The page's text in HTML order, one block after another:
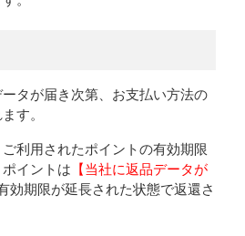
タが届き次第、お支払い方法の
す。
利用されたポイントの有効期限
イントは 【当社に返品データが
効期限が延長された状態で返還さ